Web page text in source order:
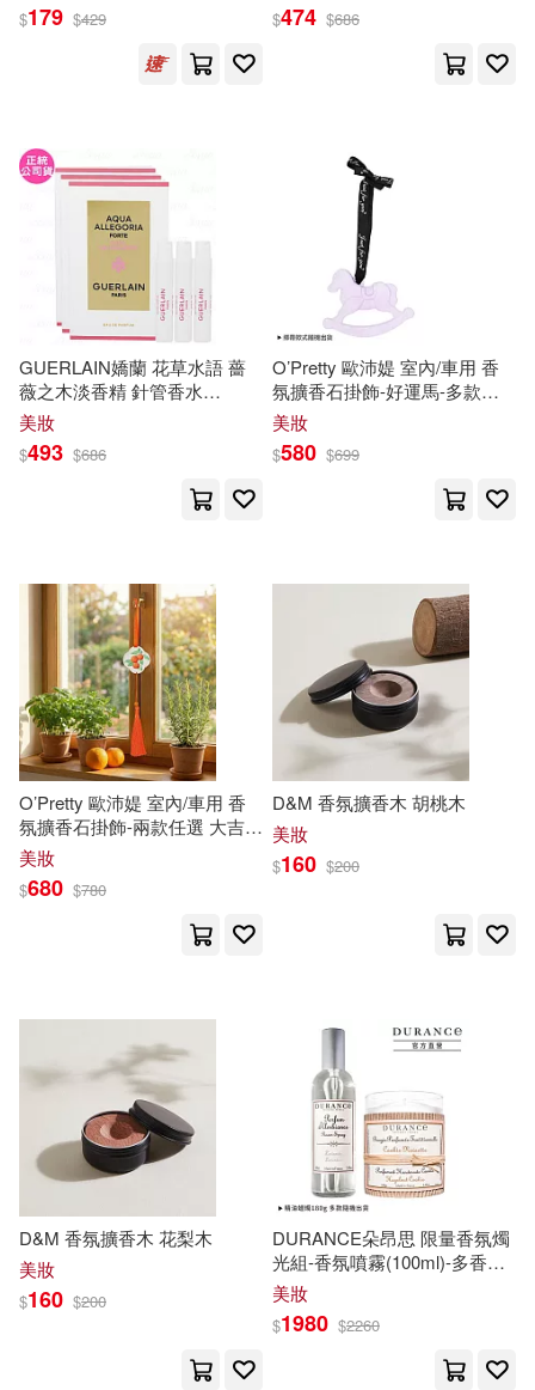
黃文博(9) （日）土井香彌(9)
れいむ(8)
井上智徳(8)
加藤沙耶香(8)
南香かをり|紅カオル(8)
廖迪生(8) 本書編寫組(8)
林奕華(8) 林清玄(8)
林準祥(8) 梅澤由香里(8)
森川彩香(8) 楊春龍(8)
瑪格麗特．愛特伍(8)
真木今日子(8)
若無初見(8)
藤沢もやし(8)
北京出版社(19)
大好書屋(19) 如果出版社(19)
彗智(19) 武漢大學出版社(19)
江西教育出版社(19)
浙江少年兒童出版社(19)
湖南文藝出版社(19)
世界知識出版社(18)
北京燕山出版社(18)
學苑出版社(18) 新雅(18)
東方出版社(18)
瑞蘭國際(18) 突破出版社(18)
遼寧科學技術出版社(18)
鄭州大學出版社(18)
ilogos(17)
上海書店出版社(17)
$179 $429 $474 $686
GUERLAIN嬌蘭 花草水語 薔
薇之木淡香精 針管香水
(1ml)*3(公司貨)
美妝
$493 $686
O’Pretty 歐沛媞 室內/車用 香
氛擴香石掛飾-好運馬-多款任
選 幸運紫
美妝
$580 $699
O’Pretty 歐沛媞 室內/車用 香
氛擴香石掛飾-兩款任選 大吉大
利
美妝
$680 $780
D&M 香氛擴香木 胡桃木
美妝
$160 $200
D&M 香氛擴香木 花梨木
美妝
$160 $200
DURANCE朵昂思 限量香氛燭
光組-香氛噴霧(100ml)-多香味
可選-送精油蠟燭(即期隨機出
貨) 薰衣草
美妝
$1980 $2260